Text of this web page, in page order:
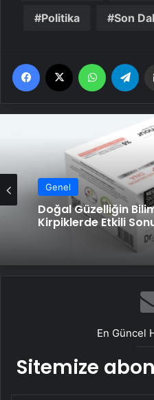
Politika Son
Facebook WhatsApp
Genel
Doğal Güzelliğin
Kirpiklerde Etkili
En Güncel
Sitemize